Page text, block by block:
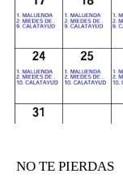
NO TE PIERDAS